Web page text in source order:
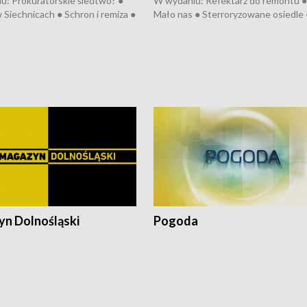
Siechnicach ● Schron i remiza ●
Mało nas ● Sterroryzowane osiedle
Dolnośląski Pogoda